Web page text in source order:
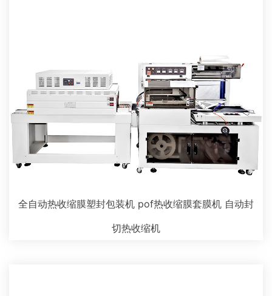
全自动热收缩膜塑封包装机 pof热收缩膜套膜机 自动封
切热收缩机